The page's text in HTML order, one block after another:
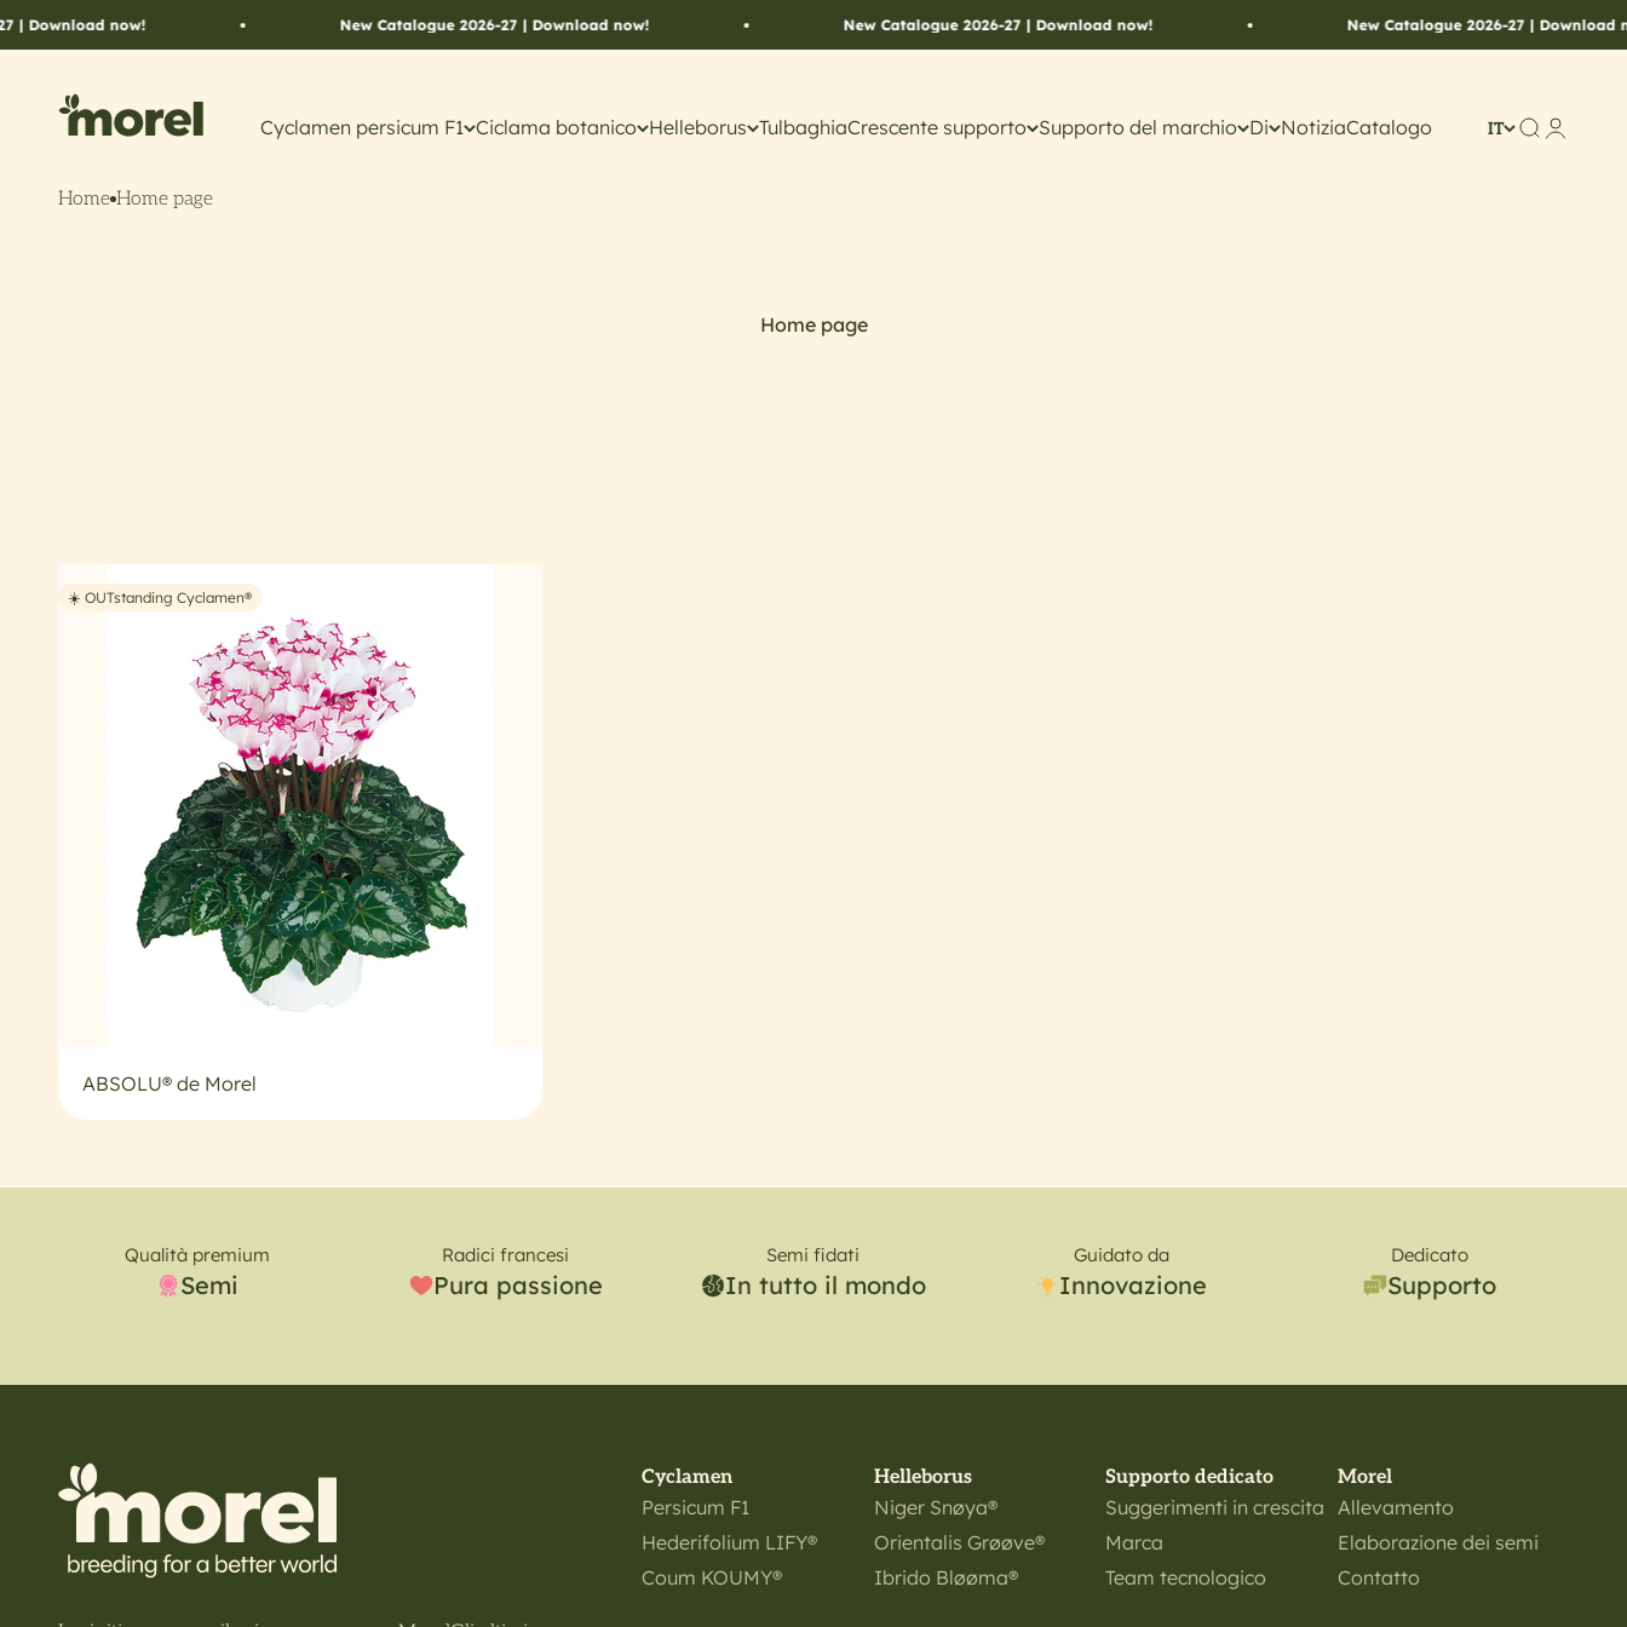
Vai al contenuto
now! New Catalogue 2026-27 | Download now! New Catalogue 2026-27 | Download now! New Catalogue 2026-27 | Download now!
Cyclamen persicum F1 Ciclama botanico Helleborus TulbaghiaCrescente supporto Supporto del marchio Di NotiziaCatalogo
Morel Flowers
IT CercaAccount
Home Home page
☀️ OUTstanding Cyclamen®
ABSOLU® de Morel
Qualità premium
Semi
Radici francesi
Pura passione
Semi fidati
In tutto il mondo
Guidato da
Innovazione
Dedicato
Supporto
Cyclamen
Persicum F1
Hederifolium LIFY®
Coum KOUMY®
Helleborus
Niger Snøya®
Orientalis Grøøve®
Ibrido Bløøma®
Supporto dedicato
Suggerimenti in crescita
Marca
Team tecnologico
Morel
Allevamento
Elaborazione dei semi
Contatto